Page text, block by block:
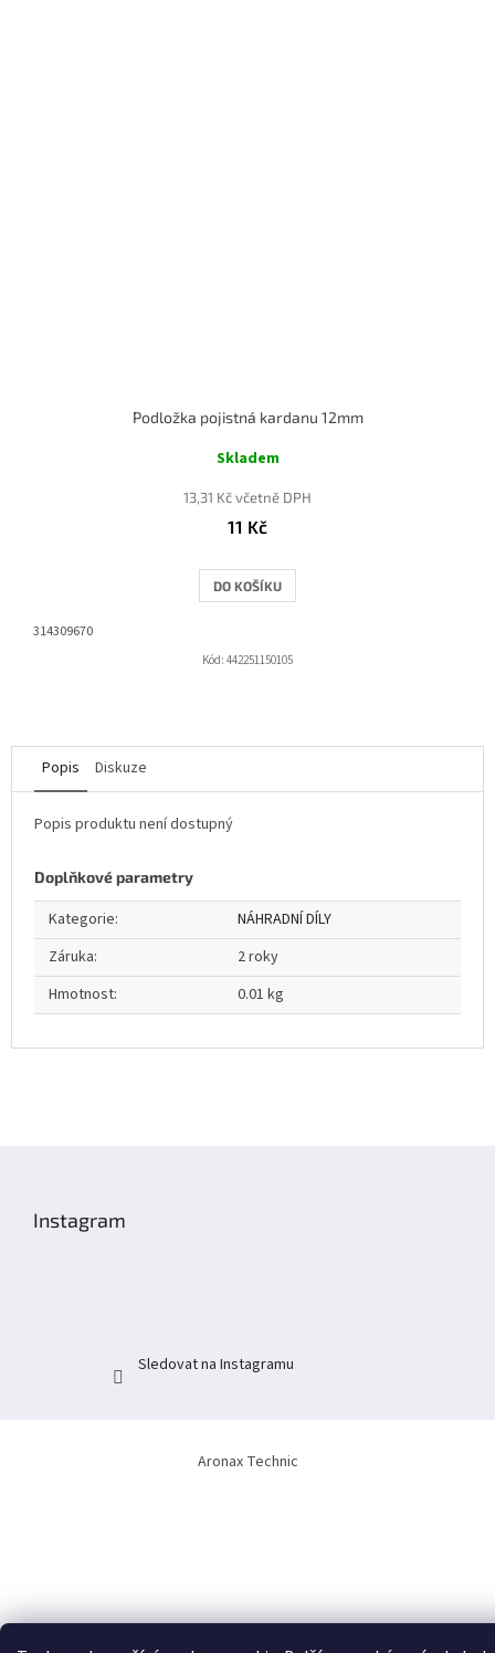
Podložka pojistná kardanu 12mm
Skladem
13,31 Kč včetně DPH
11 Kč
DO KOŠÍKU
314309670
Kód: 442251150105
Popis Diskuze
Popis produktu není dostupný
Doplňkové parametry
Kategorie:
NÁHRADNÍ DÍLY
Záruka:
2 roky
Hmotnost: 0.01 kg
Instagram
Sledovat na Instagramu
Aronax Technic